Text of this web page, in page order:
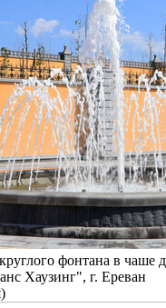
фонтана в чаше
Хаузинг", г. Ереван